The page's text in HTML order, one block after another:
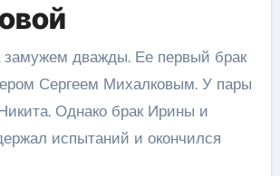
замужем дважды. Ее первый брак
Сергеем Михалковым. У пары
Однако брак Ирины и
испытаний и окончился